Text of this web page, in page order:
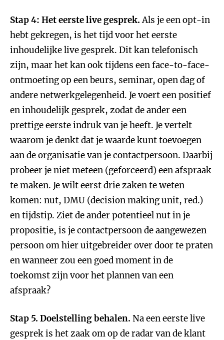
Stap 4: Het eerste live gesprek.Als je een opt-in
hebt gekregen, is het tijd voor het eerste
inhoudelijke live gesprek. Dit kan telefonisch
zijn, maar het kan ook tijdens een face-to-face-
ontmoeting op een beurs, seminar, open dag of
andere netwerkgelegenheid. Je voert een positief
en inhoudelijk gesprek, zodat de ander een
prettige eerste indruk van je heeft. Je vertelt
waarom je denkt dat je waarde kunt toevoegen
aan de organisatie van je contactpersoon. Daarbij
probeer je niet meteen (geforceerd) een afspraak
te maken. Je wilt eerst drie zaken te weten
komen: nut, DMU (decision making unit, red.)
en tijdstip. Ziet de ander potentieel nut in je
propositie, is je contactpersoon de aangewezen
persoon om hier uitgebreider over door te praten
en wanneer zou een goed moment in de
toekomst zijn voor het plannen van een
afspraak?
Stap 5. Doelstelling behalen. Na een eerste live
gesprek is het zaak om op de radar van de klant